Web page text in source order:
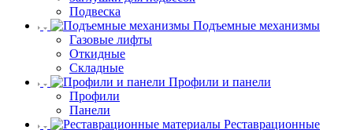
Подвеска
Подъемные механизмы
Газовые лифты
Откидные
Складные
Профили и панели
Профили
Панели
Реставрационные